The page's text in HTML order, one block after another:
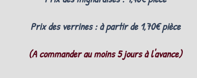
Prix des verrines : à partir de 1,70€ pièce
(A commander au moins 5 jours à l'avance)